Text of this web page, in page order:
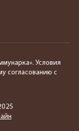
Условия
согласованию с